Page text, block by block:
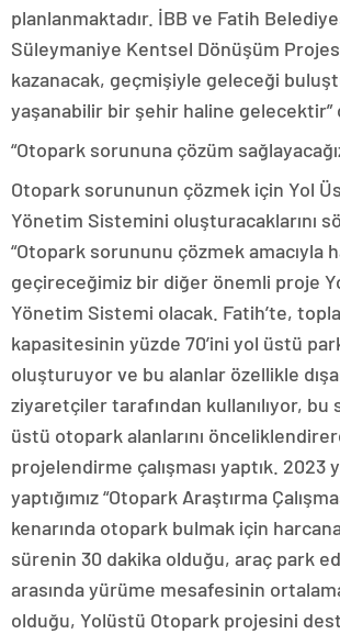
planlanmaktadır. İBB ve Fatih
Süleymaniye Kentsel Dönüşüm
kazanacak, geçmişiyle geleceği
yaşanabilir bir şehir haline gelecektir”
“Otopark sorununa çözüm
Otopark sorununun çözmek için Yol
Yönetim Sistemini oluşturacaklarını
“Otopark sorununu çözmek amacıyla
geçireceğimiz bir diğer önemli proje
Yönetim Sistemi olacak. Fatih’te,
kapasitesinin yüzde 70’ini yol üstü
oluşturuyor ve bu alanlar özellikle
ziyaretçiler tarafından kullanılıyor, bu
üstü otopark alanlarını
projelendirme çalışması yaptık. 2023
yaptığımız “Otopark Araştırma
kenarında otopark bulmak için
sürenin 30 dakika olduğu, araç park
arasında yürüme mesafesinin
olduğu, Yolüstü Otopark projesini